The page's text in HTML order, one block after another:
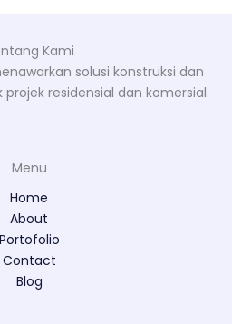
Kami
solusi konstruksi dan
residensial dan komersial.
Menu
Home
About
Portofolio
Contact
Blog